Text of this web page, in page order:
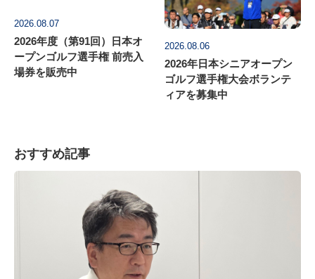
2026.08.07
2026年度（第91回）日本オ
ープンゴルフ選手権 前売入
場券を販売中
2026.08.06
2026年日本シニアオープン
ゴルフ選手権大会ボランテ
ィアを募集中
おすすめ記事